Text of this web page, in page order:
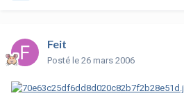
Feit
Posté le 26 mars 2006